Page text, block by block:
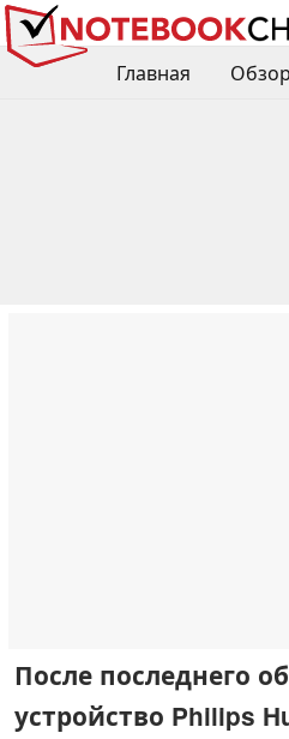
Главная
После последнего
устройство Philips